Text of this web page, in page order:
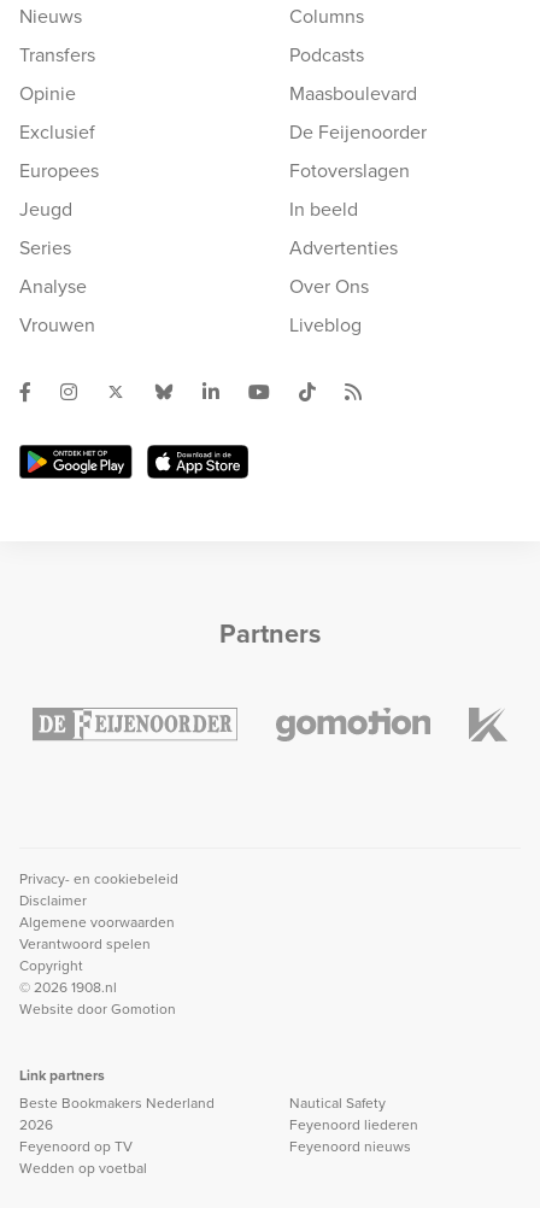
Nieuws
Transfers
Opinie
Exclusief
Europees
Jeugd
Series
Analyse
Vrouwen
Columns
Podcasts
Maasboulevard
De Feijenoorder
Fotoverslagen
In beeld
Advertenties
Over Ons
Liveblog
Partners
Privacy- en cookiebeleid
Disclaimer
Algemene voorwaarden
Verantwoord spelen
Copyright
© 2026 1908.nl
Website doorGomotion
Link partners
Beste Bookmakers Nederland
2026
Feyenoord op TV
Wedden op voetbal
Nautical Safety
Feyenoord liederen
Feyenoord nieuws